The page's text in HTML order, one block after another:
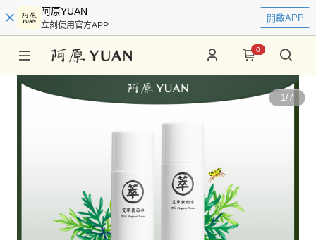
阿原YUAN
立刻使用官方APP
開啟APP
0
1/7